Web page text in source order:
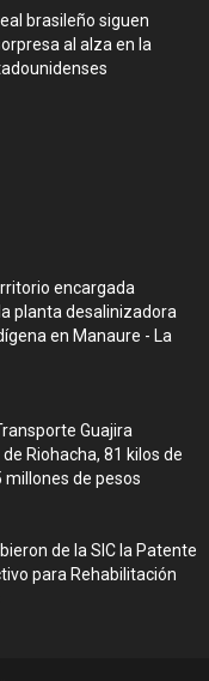
brasileño siguen
al alza en la
encargada
planta desalinizadora
en Manaure - La
Guajira
Riohacha, 81 kilos de
millones de pesos
de la SIC la Patente
para Rehabilitación